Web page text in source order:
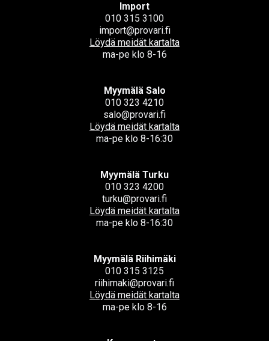
Import
010 315 3100
import@provari.fi
Löydä meidät kartalta
ma-pe klo 8-16
Myymälä Salo
010 323 4210
salo@provari.fi
Löydä meidät kartalta
ma-pe klo 8-16:30
Myymälä Turku
010 323 4200
turku@provari.fi
Löydä meidät kartalta
ma-pe klo 8-16:30
Myymälä Riihimäki
010 315 3125
riihimaki@provari.fi
Löydä meidät kartalta
ma-pe klo 8-16